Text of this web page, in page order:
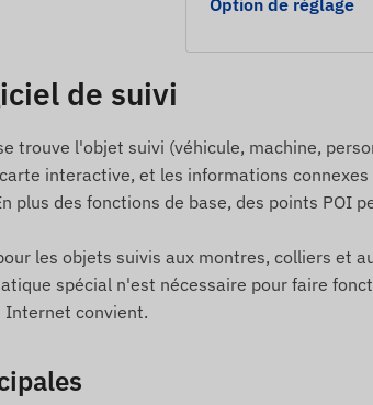
Option de réglage
de suivi
l'objet suivi (véhicule, machine,
interactive, et les informations
des fonctions de base, des points POI
les objets suivis aux montres, colliers et
spécial n'est nécessaire pour faire
Internet convient.